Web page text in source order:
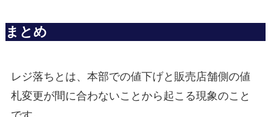
まとめ
レジ落ちとは、本部での値下げと販売店舗側の値
札変更が間に合わないことから起こる現象のこと